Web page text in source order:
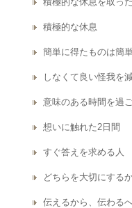
積極的な休息
簡単に得たものは簡
しなくて良い怪我を
意味のある時間を過
想いに触れた2日間
すぐ答えを求める人
どちらを大切にする
伝えるから、伝わる